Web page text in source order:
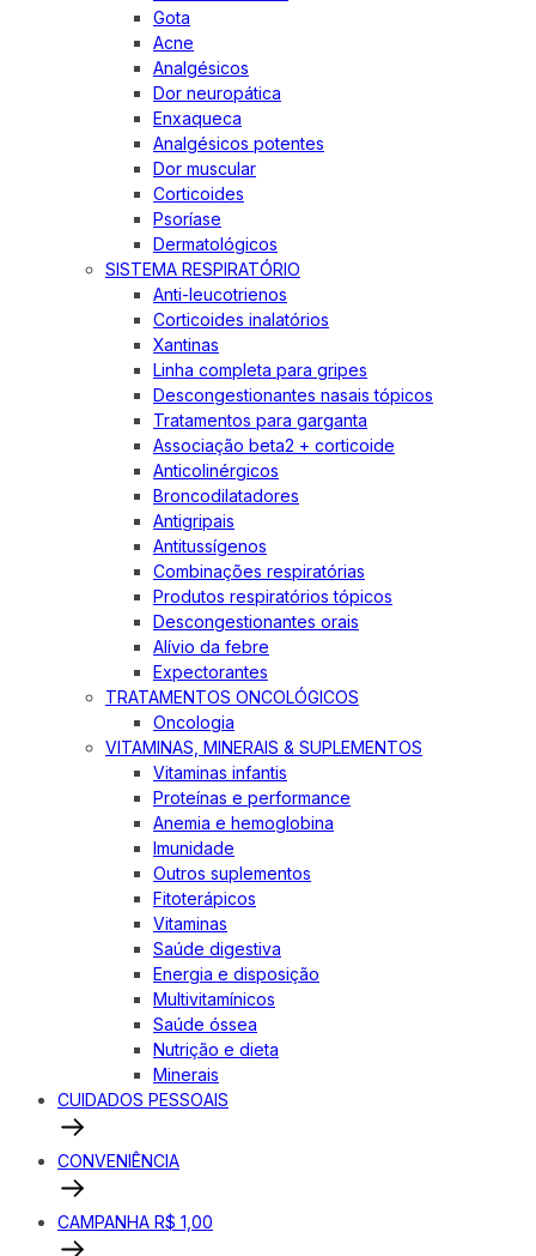
Gota
Acne
Analgésicos
Dor neuropática
Enxaqueca
Analgésicos potentes
Dor muscular
Corticoides
Psoríase
Dermatológicos
SISTEMA RESPIRATÓRIO
Anti-leucotrienos
Corticoides inalatórios
Xantinas
Linha completa para gripes
Descongestionantes nasais tópicos
Tratamentos para garganta
Associação beta2 + corticoide
Anticolinérgicos
Broncodilatadores
Antigripais
Antitussígenos
Combinações respiratórias
Produtos respiratórios tópicos
Descongestionantes orais
Alívio da febre
Expectorantes
TRATAMENTOS ONCOLÓGICOS
Oncologia
VITAMINAS, MINERAIS & SUPLEMENTOS
Vitaminas infantis
Proteínas e performance
Anemia e hemoglobina
Imunidade
Outros suplementos
Fitoterápicos
Vitaminas
Saúde digestiva
Energia e disposição
Multivitamínicos
Saúde óssea
Nutrição e dieta
Minerais
CUIDADOS PESSOAIS
CONVENIÊNCIA
CAMPANHA R$ 1,00